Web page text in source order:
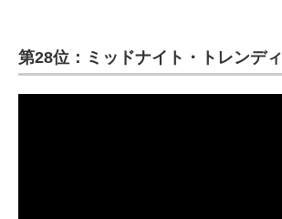
第28位：ミッドナイト・トレンディ